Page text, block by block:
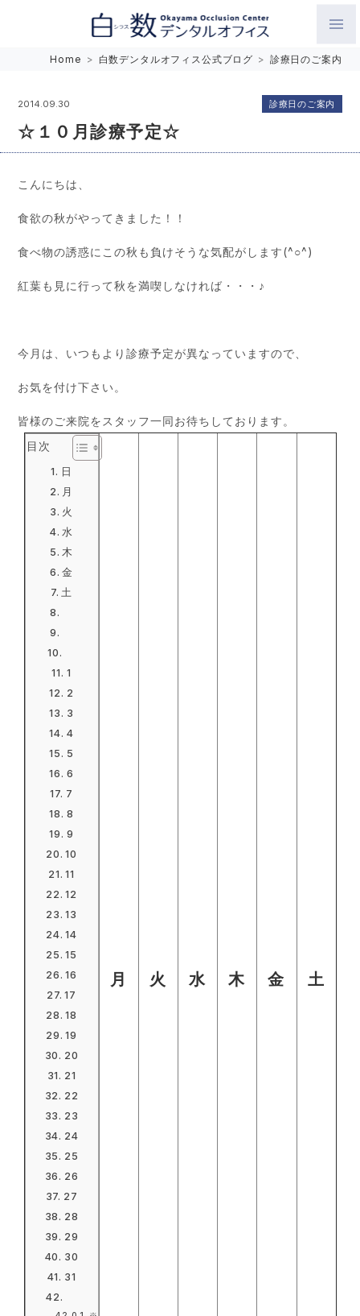
Home > 白数デンタルオフィス公式ブログ > 診療日のご案内
2014.09.30
☆１０月診療予定☆
診療日のご案内
こんにちは、
食欲の秋がやってきました！！
食べ物の誘惑にこの秋も負けそうな気配がします(^○^)
紅葉も見に行って秋を満喫しなければ・・・♪
今月は、いつもより診療予定が異なっていますので、
お気を付け下さい。
皆様のご来院をスタッフ一同お待ちしております。
目次
日
月
火
水
木
金
土
1
2
3
4
5
6
7
8
9
10
11
12
13
14
15
16
17
18
19
20
21
22
23
24
25
26
27
28
29
30
31
月 火 水 木 金 土